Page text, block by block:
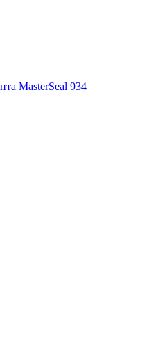
MasterSeal 934